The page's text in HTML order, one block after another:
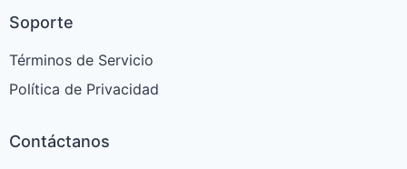
Soporte
Términos de Servicio
Política de Privacidad
Contáctanos